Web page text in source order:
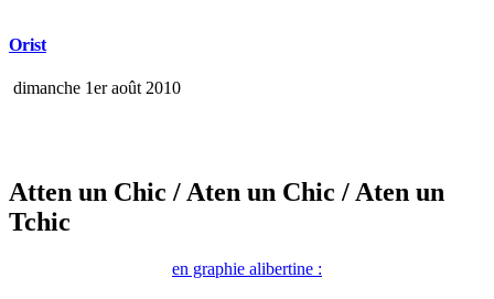
Orist
dimanche 1er août 2010
Atten un Chic / Aten un Chic / Aten un
Tchic
en graphie alibertine :